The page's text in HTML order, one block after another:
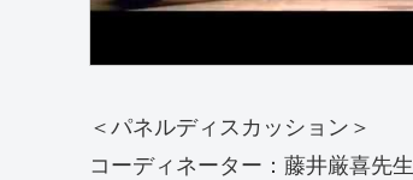
＜パネルディスカッション＞
コーディネーター：藤井厳喜先生